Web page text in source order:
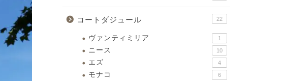
コートダジュール 22
ヴァンティミリア 1
ニース 10
エズ 4
モナコ 6